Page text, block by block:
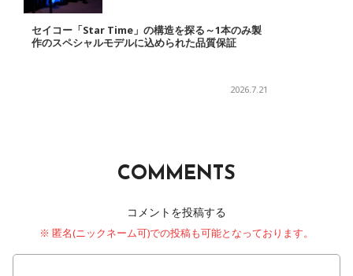
セイコー「Star Time」の構造を探る～1本のみ製
作のスペシャルモデルに込められた品質保証
2026.7.21
COMMENTS
コメントを投稿する
※ 匿名(ニックネーム可)での投稿も可能となっております。